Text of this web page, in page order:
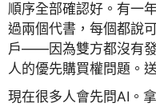
順序全部確認好。有一
過兩個代書，每個都說
戶——因為雙方都沒有
人的優先購買權問題。
現在很多人會先問AI。